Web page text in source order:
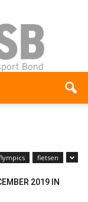
fietsen
2019 IN